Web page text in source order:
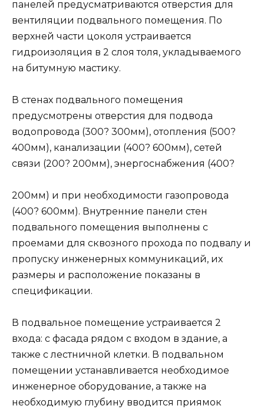
панелей предусматриваются отверстия для
вентиляции подвального помещения. По
верхней части цоколя устраивается
гидроизоляция в 2 слоя толя, укладываемого
на битумную мастику.
В стенах подвального помещения
предусмотрены отверстия для подвода
водопровода (300? 300мм), отопления (500?
400мм), канализации (400? 600мм), сетей
связи (200? 200мм), энергоснабжения (400?
200мм) и при необходимости газопровода
(400? 600мм). Внутренние панели стен
подвального помещения выполнены с
проемами для сквозного прохода по подвалу и
пропуску инженерных коммуникаций, их
размеры и расположение показаны в
спецификации.
В подвальное помещение устраивается 2
входа: с фасада рядом с входом в здание, а
также с лестничной клетки. В подвальном
помещении устанавливается необходимое
инженерное оборудование, а также на
необходимую глубину вводится приямок